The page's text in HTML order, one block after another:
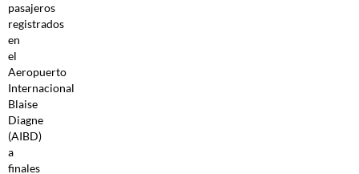
pasajeros
registrados
en
el
Aeropuerto
Internacional
Blaise
Diagne
(AIBD)
a
finales